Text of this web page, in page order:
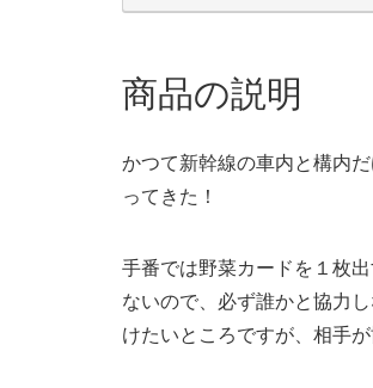
商品の説明
かつて新幹線の車内と構内
ってきた！
手番では野菜カードを１枚
ないので、必ず誰かと協力
けたいところですが、相手